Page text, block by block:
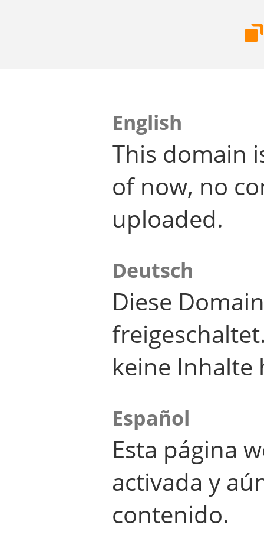
English
This domain
of now, no
uploaded.
Deutsch
Diese
keine Inhalte
Español
Esta página
activada y
contenido.